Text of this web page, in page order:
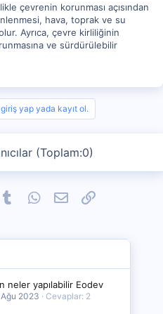
çevrenin korunması açısından
hava, toprak ve su
Ayrıca, çevre kirliliğinin
ve sürdürülebilir
yap yada kayıt ol.
(Toplam:0)
TumblrWhatsApp
E-postaLink
neler yapılabilir Eodev
Ağu 2023
Cevaplar: 2